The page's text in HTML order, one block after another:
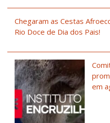
Chegaram as Cestas
Rio Doce de Dia dos Pais!
em